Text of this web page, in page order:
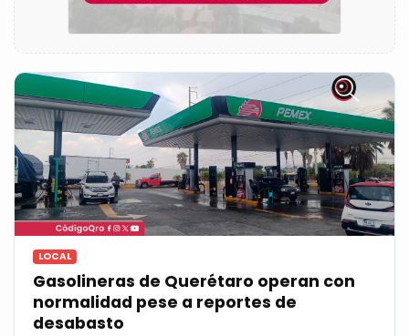
LOCAL
Gasolineras de Querétaro operan con
normalidad pese a reportes de
desabasto